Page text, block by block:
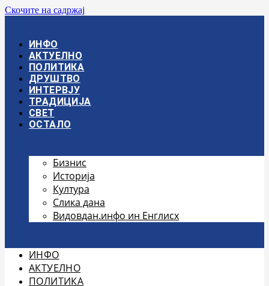
Скочите на садржај
ИНФО
АКТУЕЛНО
ПОЛИТИКА
ДРУШТВО
ИНТЕРВЈУ
ТРАДИЦИЈА
СВЕТ
ОСТАЛО
Бизнис
Историја
Култура
Слика дана
Видовдан.инфо ин Енглисх
ИНФО
АКТУЕЛНО
ПОЛИТИКА